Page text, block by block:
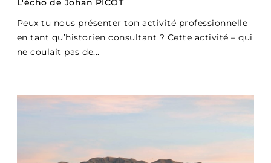
L'écho de Johan PICOT
Peux tu nous présenter ton activité professionnelle
en tant qu’historien consultant ? Cette activité – qui
ne coulait pas de...